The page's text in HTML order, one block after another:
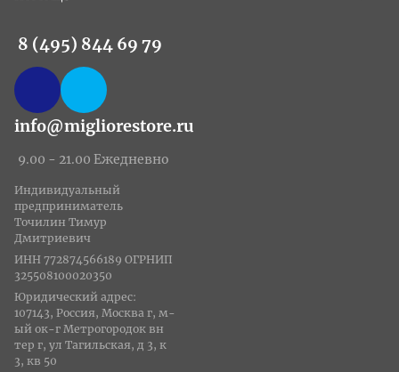
8 (495) 844 69 79
info@migliorestore.ru
9.00 - 21.00 Ежедневно
Индивидуальный
предприниматель
Точилин Тимур
Дмитриевич
ИНН 772874566189 ОГРНИП
325508100020350
Юридический адрес:
107143, Россия, Москва г, м-
ый ок-г Метрогородок вн
тер г, ул Тагильская, д 3, к
3, кв 50